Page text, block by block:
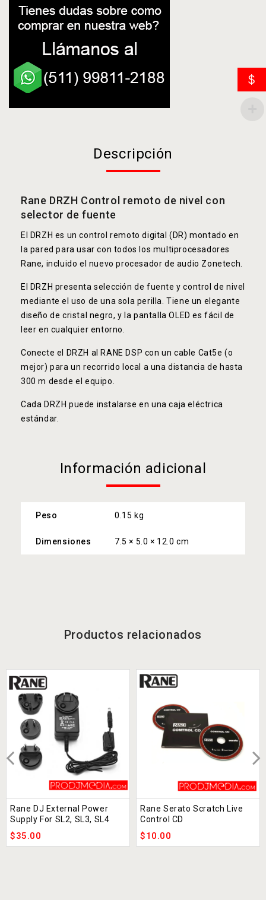
Descripción
Rane DRZH Control remoto de nivel con
selector de fuente
El DRZH es un control remoto digital (DR) montado en
la pared para usar con todos los multiprocesadores
Rane, incluido el nuevo procesador de audio Zonetech.
El DRZH presenta selección de fuente y control de nivel
mediante el uso de una sola perilla. Tiene un elegante
diseño de cristal negro, y la pantalla OLED es fácil de
leer en cualquier entorno.
Conecte el DRZH al RANE DSP con un cable Cat5e (o
mejor) para un recorrido local a una distancia de hasta
300 m desde el equipo.
Cada DRZH puede instalarse en una caja eléctrica
estándar.
Información adicional
Peso 0.15 kg
Dimensiones 7.5 × 5.0 × 12.0 cm
Productos relacionados
Rane DJ External Power
Supply For SL2, SL3, SL4
$35.00
Rane Serato Scratch Live
Control CD
$10.00
$